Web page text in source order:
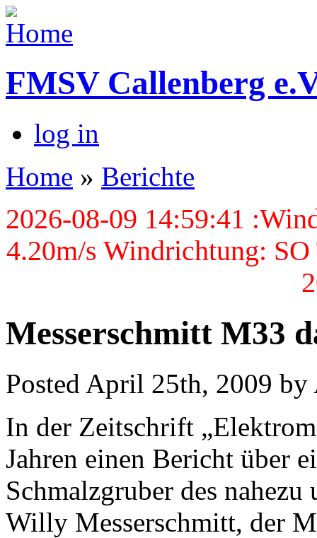
FMSV Callenberg
log in
Home » Berichte
2026-08-09 14:59:41
4.20m/s Windrichtung:
Messerschmitt M33
Posted April 25th, 2009 by
In der Zeitschrift
Jahren einen Bericht über
Schmalzgruber des
Willy Messerschmitt, der